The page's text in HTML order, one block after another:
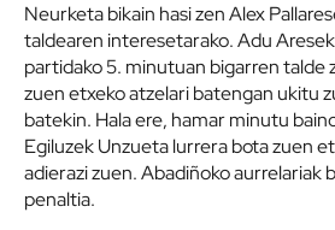
Neurketa bikain hasi zen Alex
taldearen interesetarako. Adu
partidako 5. minutuan bigarren
zuen etxeko atzelari batengan ukitu
batekin. Hala ere, hamar minutu
Egiluzek Unzueta lurrera bota zuen
adierazi zuen. Abadiñoko aurrelariak
penaltia.